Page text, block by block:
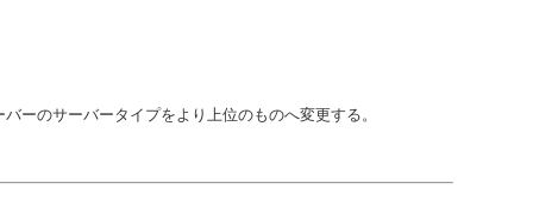
ーのサーバータイプをより上位のものへ変更する。